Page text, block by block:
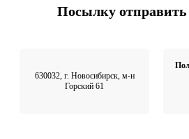
Посылку отправить
630032, г. Новосибирск, м-н
Горский 61